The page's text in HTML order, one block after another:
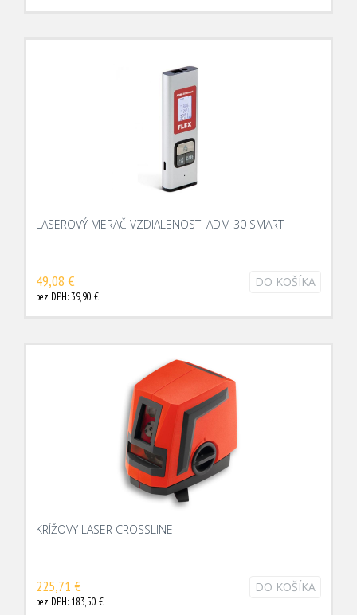
LASEROVÝ MERAČ VZDIALENOSTI ADM 30 SMART
49,08 €
bez DPH: 39,90 €
DO KOŠÍKA
KRÍŽOVY LASER CROSSLINE
225,71 €
bez DPH: 183,50 €
DO KOŠÍKA